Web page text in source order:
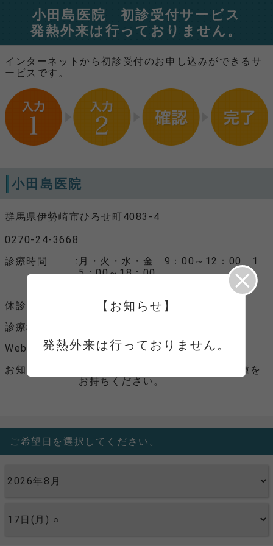
小田島医院 初診受付サービス
発熱外来は行っておりません。
インターネットから初診受付のお申し込みができるサ
ービスです。
小田島医院
群馬県伊勢崎市ひろせ町4083-4
0270-24-3668
診療時間
月・火・水・金 9：00～12：00 1
5：00～18：00
木・土 9：00～12：00
休診日
木曜午後、土曜午後、日曜、祝日
診療科目
Webサイト
Webサイトへ
お知らせ
ご来院時には、保険証、医療証各種を
お持ちください。
ご希望日を選択してください。
【お知らせ】
発熱外来は行っておりません。